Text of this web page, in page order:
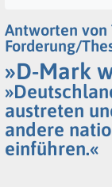
Antworten von
Forderung/
»D-Mark
austreten
andere
einführen.«